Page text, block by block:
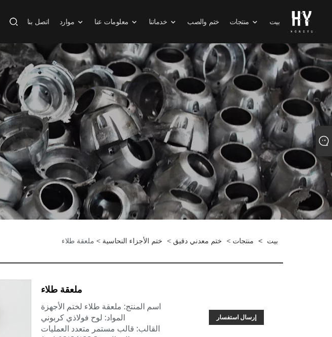
بيت منتجات ختم والصب خدماتنا معلومات عنا موارد اتصل بنا
بيت > منتجات > ختم معدني دقيق > ختم الأجزاء النحاسية > ملعقة طلاء
ملعقة طلاء
اسم المنتج: ملعقة طلاء لختم الأجهزة
المواد: لوح فولاذي كربوني
القالب: قالب مستمر متعدد العمليات
إرسال استفسار